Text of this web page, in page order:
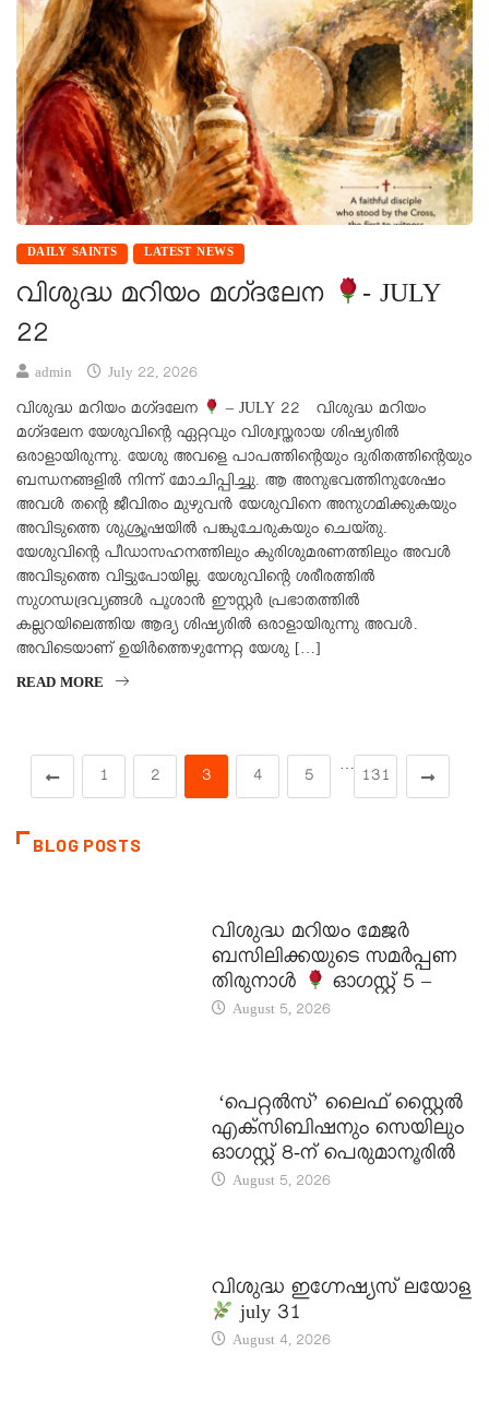
DAILY SAINTS LATEST NEWS
വിശുദ്ധ മറിയം മഗ്‌ദലേന
- JULY
22
admin July 22, 2026
വിശുദ്ധ മറിയം മഗ്‌ദലേന
– JULY 22 വിശുദ്ധ മറിയം
മഗ്‌ദലേന യേശുവിന്റെ ഏറ്റവും വിശ്വസ്തരായ ശിഷ്യരിൽ
ഒരാളായിരുന്നു. യേശു അവളെ പാപത്തിന്റെയും ദുരിതത്തിന്റെയും
ബന്ധനങ്ങളിൽ നിന്ന് മോചിപ്പിച്ചു. ആ അനുഭവത്തിനുശേഷം
അവൾ തന്റെ ജീവിതം മുഴുവൻ യേശുവിനെ അനുഗമിക്കുകയും
അവിടുത്തെ ശുശ്രൂഷയിൽ പങ്കുചേരുകയും ചെയ്തു.
യേശുവിന്റെ പീഡാസഹനത്തിലും കുരിശുമരണത്തിലും അവൾ
അവിടുത്തെ വിട്ടുപോയില്ല. യേശുവിന്റെ ശരീരത്തിൽ
സുഗന്ധദ്രവ്യങ്ങൾ പൂശാൻ ഈസ്റ്റർ പ്രഭാതത്തിൽ
കല്ലറയിലെത്തിയ ആദ്യ ശിഷ്യരിൽ ഒരാളായിരുന്നു അവൾ.
അവിടെയാണ് ഉയിർത്തെഴുന്നേറ്റ യേശു […]
READ MORE
1 2 3 4 5 … 131
BLOG POSTS
വിശുദ്ധ മറിയം മേജർ
ബസിലിക്കയുടെ സമർപ്പണ
തിരുനാൾ
ഓഗസ്റ്റ് 5 –
August 5, 2026
‘പെറ്റൽസ്’ ലൈഫ് സ്റ്റൈൽ
എക്സിബിഷനും സെയിലും
ഓഗസ്റ്റ് 8-ന് പെരുമാനൂരിൽ
August 5, 2026
വിശുദ്ധ ഇഗ്നേഷ്യസ് ലയോള
july 31
August 4, 2026